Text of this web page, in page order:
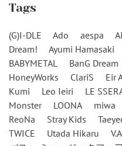
Tags
(G)I-DLE Ado aespa
Dream!
Ayumi Hamasaki
BABYMETAL
BanG Dream
HoneyWorks
ClariS Eir
Kumi
Leo Ieiri LE
Monster
LOONA miwa
ReoNa
Stray Kids
TWICE
Utada Hikaru